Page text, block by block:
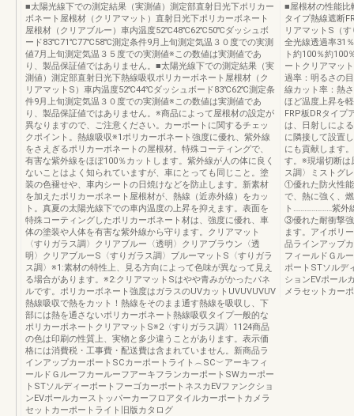
■太陽光線下での測定結果（実測値）測定部直射日光下ポリカー
ボネート屋根材（クリアマット）直射日光下ポリカーボネート
屋根材（クリアブルー）車内温度52℃48℃62℃50℃ダッシュボ
ード83℃71℃77℃58℃測定条件9月上旬測定気温３０度での実測
値7月上旬測定気温３５度での実測値※この数値は実測値であ
り、製品保証値ではありません。■太陽光線下での測定結果（実
測値）測定部直射日光下熱線吸収ポリカーボネート屋根材（ク
リアマットS）車内温度52℃44℃ダッシュボード83℃62℃測定条
件9月上旬測定気温３０度での実測値※この数値は実測値であ
り、製品保証値ではありません。※商品によって屋根材の設定が
異なりますので、ご注意ください。カーポートに関するチェッ
クポイント。熱線吸収※1ポリカーボネート強度に優れ、紫外線
をさえぎるポリカーボネートの屋根材。特殊コーティングで、
有害な紫外線をほぼ100％カットします。紫外線が人の体に良く
ないことはよく知られていますが、車にとっても同じこと。塗
装の色褪せや、車内シートの日焼けなどを防止します。新素材
を加えたポリカーボネート屋根材が、熱線（近赤外線）をカッ
ト。真夏の太陽光線下での車内温度の上昇を抑えます。表面を
特殊コーティングしたポリカーボネート材は、強度に優れ、車
体の塗装や人体を有害な紫外線から守ります。クリアマット
〈すりガラス調〉クリアブルー〈透明〉クリアブラウン〈透
明〉クリアブルーS〈すりガラス調〉ブルーマットS〈すりガラ
ス調〉※1:素材の特性上、見る方向によって色味が異なって見え
る場合があります。※2:クリアマットSはやや青みがかったパネ
ルです。ポリカーボネート強度はガラスのUVカットUVUVUVUV
熱線吸収で熱をカット！熱線をそのまま通す熱線を吸収し、下
部には熱を通さないポリカーボネート熱線吸収タイプ一般的な
ポリカーボネートクリアマットS※2〈すりガラス調〉1124商品
の色は印刷の性質上、実物と多少違うことがあります。表示価
格には消費税・工事費・配送費は含まれていません。新商品ラ
インアップカーポートSCカーポートライト︵SC︶アーキフィ
ールドＧルーフカールーフアーキフランカーポートSWカーポー
トSTソルディーポートフーゴカーポートネスカEVファンクショ
ンEVポールカーストッパーカーフロアタイルカーポートカメラ
セットカーポートライト旧版カタログ
■屋根材の性能比
タイプ熱線遮断
リアマットS（
全光線透過率31
ト約100％約
ートクリアマッ
過率：明るさの
線カット率：熱
ほど温度上昇を
FRP板DRタイプ
は、日射しによ
に隣接して設置
にも貢献します
す。※現場切断は
ス調〉ミストグ
①優れた防火性
で、熱に強く、
ト…………………紫外
③優れた耐衝撃
ます。アイボリ
品ラインアップ
フィールドＧル
ポートSTソルデ
ションEVポール
メラセットカー